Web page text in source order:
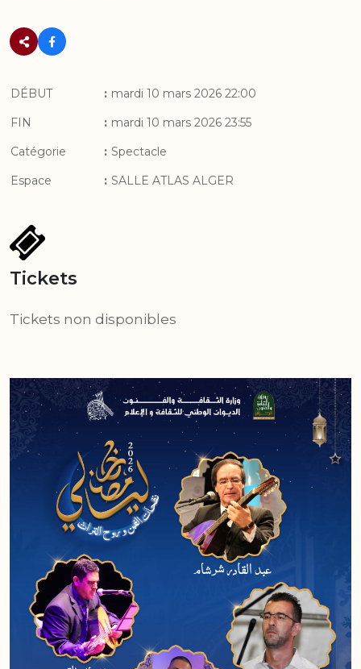
DÉBUT : mardi 10 mars 2026 22:00
FIN
: mardi 10 mars 2026 23:55
Catégorie
: Spectacle
Espace
: SALLE ATLAS ALGER
Tickets
Tickets non disponibles